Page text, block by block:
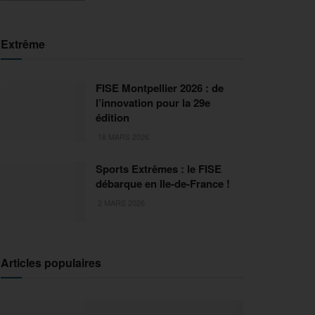
Extrême
FISE Montpellier 2026 : de
l’innovation pour la 29e
édition
Sports Extrêmes : le FISE
débarque en Ile-de-France !
Articles populaires